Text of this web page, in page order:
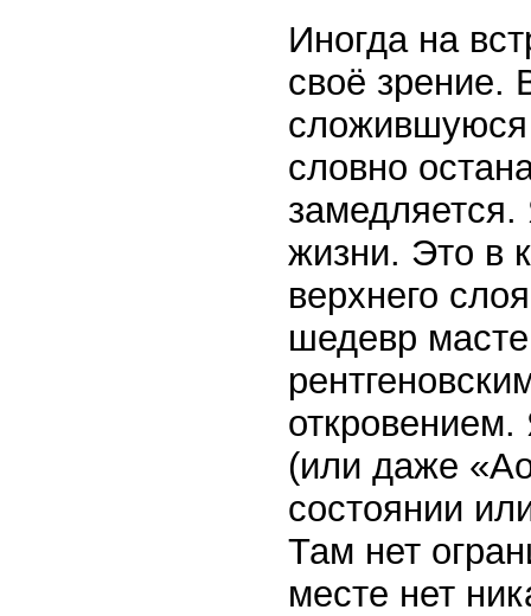
Иногда на
своё зрение.
словно
замедляется.
жизни. Это в
верхнего
шедевр
(или даже
состоянии
Там нет
месте нет